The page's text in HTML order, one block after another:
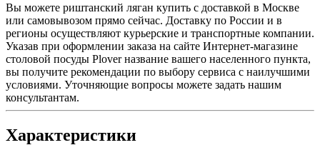
Вы можете риштанский ляган купить с доставкой в Москве
или самовывозом прямо сейчас. Доставку по России и в
регионы осуществляют курьерские и транспортные компании.
Указав при оформлении заказа на сайте Интернет-магазине
столовой посуды Plover название вашего населенного пункта,
вы получите рекомендации по выбору сервиса с наилучшими
условиями. Уточняющие вопросы можете задать нашим
консультантам.
Характеристики